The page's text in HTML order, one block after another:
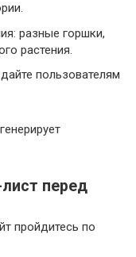
разные горшки,
растения.
пользователям
перед
пройдитесь по